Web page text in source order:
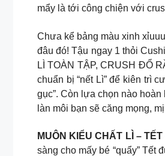
mẩy là tới công chiện với
Chưa kể bảng màu xinh
đâu đó! Tậu ngay 1 thỏi
LÌ TOÀN TẬP, CRUSH ĐỔ
chuẩn bị “nết Lì” để kiên trì
gục”. Còn lựa chọn nào
làn môi bạn sẽ căng mọng,
MUÔN KIỂU CHẤT LÌ –
sàng cho mấy bé “quẩy” Tết